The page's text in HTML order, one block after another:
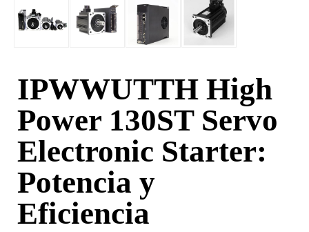
IPWWUTTH High
Power 130ST Servo
Electronic Starter:
Potencia y
Eficiencia